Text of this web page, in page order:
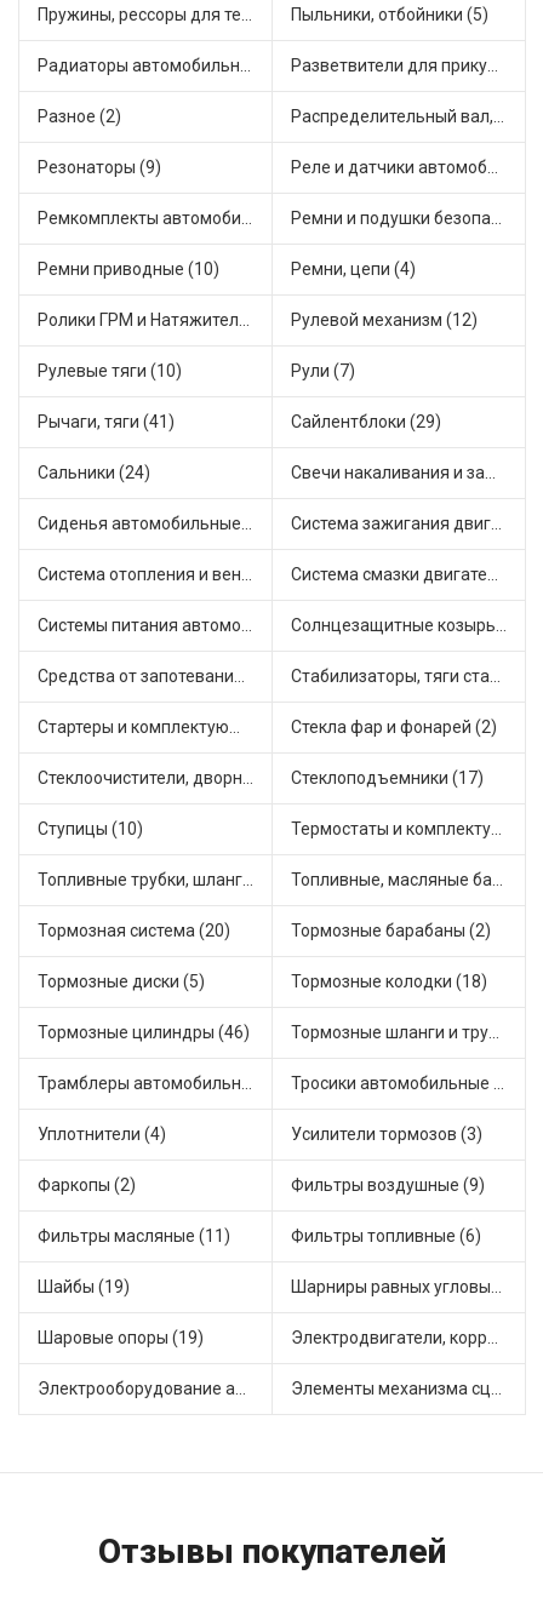
Пружины, рессоры для техники (29) Пыльники, отбойники (5)
Радиаторы автомобильные (9) Разветвители для прикуривателя (3)
Разное (2) Распределительный вал, шестерни распределительного (5)
Резонаторы (9) Реле и датчики автомобильные (65)
Ремкомплекты автомобильные (61) Ремни и подушки безопасности (9)
Ремни приводные (10) Ремни, цепи (4)
Ролики ГРМ и Натяжители (12) Рулевой механизм (12)
Рулевые тяги (10) Рули (7)
Рычаги, тяги (41) Сайлентблоки (29)
Сальники (24) Свечи накаливания и зажигания (30)
Сиденья автомобильные (1) Система зажигания двигателя (3)
Система отопления и вентиляции (10) Система смазки двигателя (16)
Системы питания автомобиля (15) Солнцезащитные козырьки для салона автомобиля (2)
Средства от запотевания и размораживатели стекла (1) Стабилизаторы, тяги стабилизатора, стойки стабилиз (3)
Стартеры и комплектующие (35) Стекла фар и фонарей (2)
Стеклоочистители, дворники (1) Стеклоподъемники (17)
Ступицы (10) Термостаты и комплектующие системы охлаждения (46)
Топливные трубки, шланги, магистрали и рампы (2) Топливные, масляные баки (1)
Тормозная система (20) Тормозные барабаны (2)
Тормозные диски (5) Тормозные колодки (18)
Тормозные цилиндры (46) Тормозные шланги и трубки (5)
Трамблеры автомобильные (38) Тросики автомобильные (16)
Уплотнители (4) Усилители тормозов (3)
Фаркопы (2) Фильтры воздушные (9)
Фильтры масляные (11) Фильтры топливные (6)
Шайбы (19) Шарниры равных угловых скоростей, приводные валы (1)
Шаровые опоры (19) Электродвигатели, корректоры и приводы автомобильн (20)
Электрооборудование автомобилей (21) Элементы механизма сцепления (63)
Отзывы покупателей